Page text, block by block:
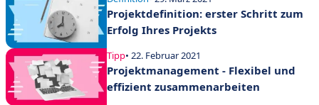
Projektdefinition: erster Schritt zum
Erfolg Ihres Projekts
Tipp• 22. Februar 2021
Projektmanagement - Flexibel und
effizient zusammenarbeiten